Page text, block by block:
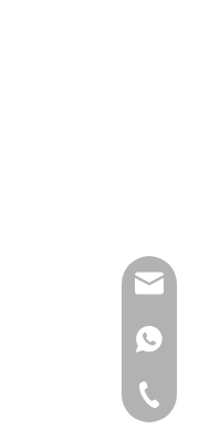
+86-
0086-